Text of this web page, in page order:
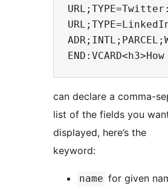
can declare a comma-
list of the fields you
displayed, here’s the
keyword:
name for given